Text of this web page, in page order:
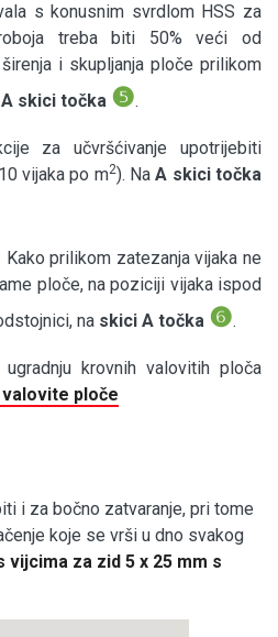
s konusnim svrdlom HSS za
treba biti 50% veći od
i skupljanja ploče prilikom
A skici točka ❺.
za učvršćivanje upotrijebiti
vijaka po m2). NaA skici točka
prilikom zatezanja vijaka ne
ploče, na poziciji vijaka ispod
na skici A točka ❻.
krovnih valovitih ploča
valovite ploče
i za bočno zatvaranje, pri tome
koje se vrši u dno svakog
vijcima za zid 5 x 25 mm s